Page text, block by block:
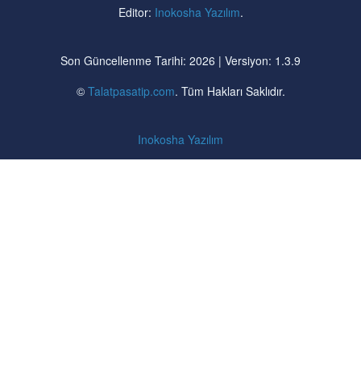
Editor: Inokosha Yazılım.
Son Güncellenme Tarihi: 2026 | Versiyon: 1.3.9
© Talatpasatip.com. Tüm Hakları Saklıdır.
Inokosha Yazılım